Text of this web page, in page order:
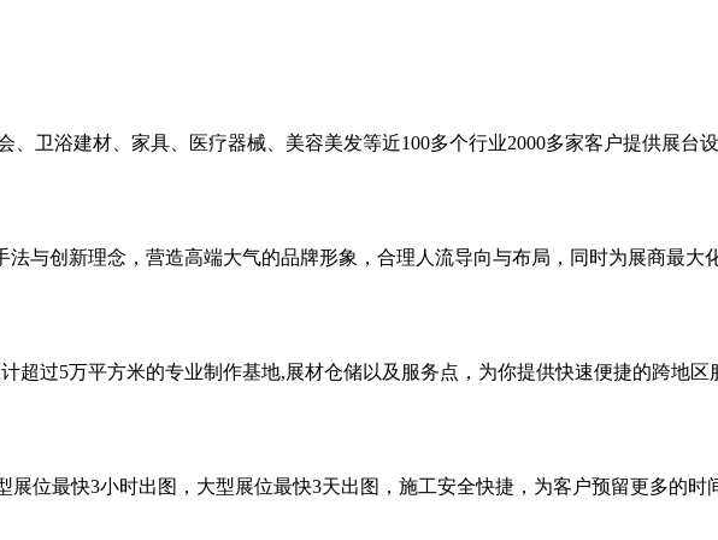
、卫浴建材、家具、医疗器械、美容美发等近100多个行业2000多家客户提供展台
与创新理念，营造高端大气的品牌形象，合理人流导向与布局，同时为展商最大
超过5万平方米的专业制作基地,展材仓储以及服务点，为你提供快速便捷的跨地区
展位最快3小时出图，大型展位最快3天出图，施工安全快捷，为客户预留更多的时